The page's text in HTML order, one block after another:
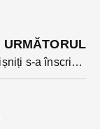
URMĂTORUL
Cristina Iurișniți s-a înscris în cursa internă pentru un loc pe lista USR la europarlamentare. Sunt 70 de candidați